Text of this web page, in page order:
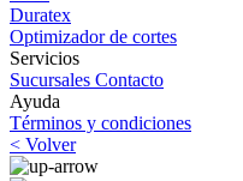
Duratex
Optimizador de cortes
Servicios
Sucursales Contacto
Ayuda
Términos y condiciones
< Volver